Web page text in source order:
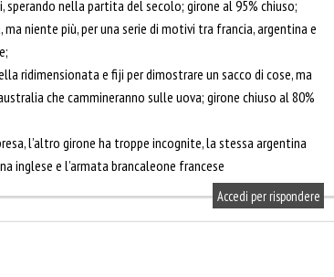
nella partita del secolo; girone al 95% chiuso;
niente più, per una serie di motivi tra francia, argentina e
ridimensionata e fiji per dimostrare un sacco di cose, ma
che cammineranno sulle uova; girone chiuso al 80%
l’altro girone ha troppe incognite, la stessa argentina
inglese e l’armata brancaleone francese
Accedi per rispondere